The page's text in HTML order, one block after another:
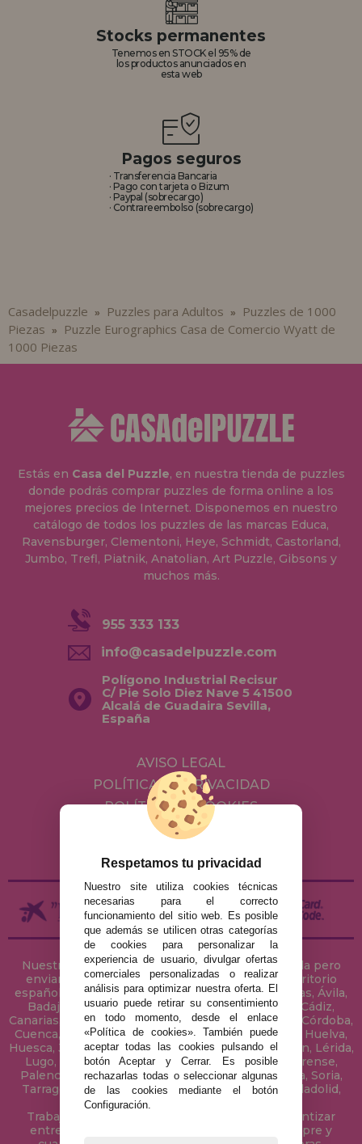
Stocks permanentes
Tenemos en STOCK el 95% de
los productos anunciados en
esta web
Pagos seguros
· Transferencia Bancaria
· Pago con tarjeta o Bizum
· Paypal (sobrecargo)
· Contrareembolso (sobrecargo)
Casadelpuzzle » Puzzles para Adultos »
Puzzles de 1000
Piezas »
Puzzle Eurographics Casa de Comercio Wyatt de
1000 Piezas
Estás en Casa del Puzzle, en nuestra tienda de puzzles
donde podrás comprar puzzles de forma online a los
mejores precios de Internet. Disponemos en nuestro
catálogo de todos los puzzles de las marcas Educa,
Ravensburger, Clementoni, Heye, Schmidt, Castorland,
Jumbo, Trefl, Piatnik, Anatolian, Art Puzzle, Gibsons y
muchos más.
955 333 133
info@casadelpuzzle.com
Polígono Industrial Recisur
C/ Pie Solo Diez Nave 5 41500
Alcalá de Guadaira Sevilla,
España
AVISO LEGAL
POLÍTICA DE PRIVACIDAD
POLÍTICA DE COOKIES
ENVÍOS Y DEVOLUCIONES
Nuestra tienda de puzzles está ubicada en Sevilla pero
enviamos tus puzzles a cualquier ciudad del territorio
español: Álava, Albacete, Alicante, Almería, Asturias, Ávila,
Badajoz, Baleares, Barcelona, Burgos, Cáceres, Cádiz,
Canarias, Cantabria, Castellón, Ceuta, Ciudad Real, Córdoba,
Cuenca, Gerona, Granada, Guadalajara, Guipúzcoa, Huelva,
Huesca, Jaén, La Coruña, La Rioja, Las Palmas, Leon, Lérida,
Lugo, Madrid, Málaga, Melilla, Murcia, Navarra, Orense,
Palencia, Pontevedra, Salamanca, Segovia, Sevilla, Soria,
Tarragona, Tenerife, Teruel, Toledo, Valencia, Valladolid,
Vizcaya, Zamora y Zaragoza.
Trabajamos con Stocks permanentes para garantizar
entregas rápidas en territorio peninsular, siempre y
Respetamos tu privacidad
Nuestro site utiliza cookies técnicas
necesarias para el correcto
funcionamiento del sitio web. Es posible
que además se utilicen otras categorías
de cookies para personalizar la
experiencia de usuario, divulgar ofertas
comerciales personalizadas o realizar
análisis para optimizar nuestra oferta. El
usuario puede retirar su consentimiento
en todo momento, desde el enlace
«Política de cookies». También puede
aceptar todas las cookies pulsando el
botón Aceptar y Cerrar. Es posible
rechazarlas todas o seleccionar algunas
de las cookies mediante el botón
Configuración.